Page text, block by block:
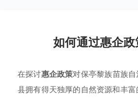
如何通过惠企
在探讨惠企政策对保亭黎族苗族
县拥有得天独厚的自然资源和丰